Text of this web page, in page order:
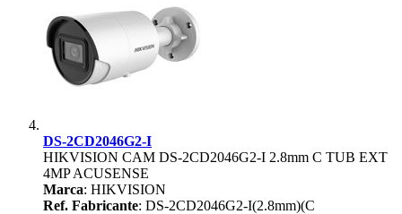
DS-2CD2046G2-I
HIKVISION CAM DS-2CD2046G2-I 2.8mm C TUB EXT
4MP ACUSENSE
Marca: HIKVISION
Ref. Fabricante: DS-2CD2046G2-I(2.8mm)(C